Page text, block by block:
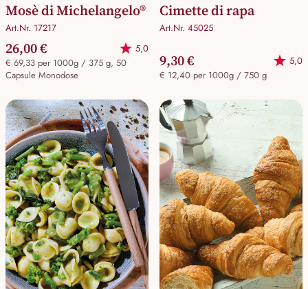
Mosè di Michelangelo®
Art.Nr. 17217
26,00 €
5,0
€ 69,33 per 1000g / 375 g, 50
Capsule Monodose
Cimette di rapa
Art.Nr. 45025
9,30 €
5,0
€ 12,40 per 1000g / 750 g